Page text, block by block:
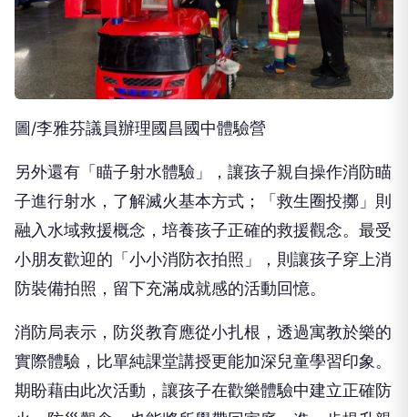
圖/李雅芬議員辦理國昌國中體驗營
另外還有「瞄子射水體驗」，讓孩子親自操作消防瞄
子進行射水，了解滅火基本方式；「救生圈投擲」則
融入水域救援概念，培養孩子正確的救援觀念。最受
小朋友歡迎的「小小消防衣拍照」，則讓孩子穿上消
防裝備拍照，留下充滿成就感的活動回憶。
消防局表示，防災教育應從小扎根，透過寓教於樂的
實際體驗，比單純課堂講授更能加深兒童學習印象。
期盼藉由此次活動，讓孩子在歡樂體驗中建立正確防